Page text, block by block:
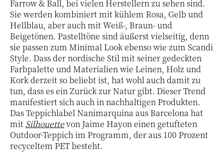
Farrow & Ball, bei vielen Herstellern zu sehen sind.
Sie werden kombiniert mit kühlem Rosa, Gelb und
Hellblau, aber auch mit Weiß-, Braun- und
Beigetönen. Pastelltöne sind äußerst vielseitig, denn
sie passen zum Minimal Look ebenso wie zum Scandi
Style. Dass der nordische Stil mit seiner gedeckten
Farbpalette und Materialien wie Leinen, Holz und
Kork derzeit so beliebt ist, hat wohl auch damit zu
tun, dass es ein Zurück zur Natur gibt. Dieser Trend
manifestiert sich auch in nachhaltigen Produkten.
Das Teppichlabel Nanimarquina aus Barcelona hat
mit Silhouettevon Jaime Hayon einen getufteten
Outdoor-Teppich im Programm, der aus 100 Prozent
recyceltem PET besteht.